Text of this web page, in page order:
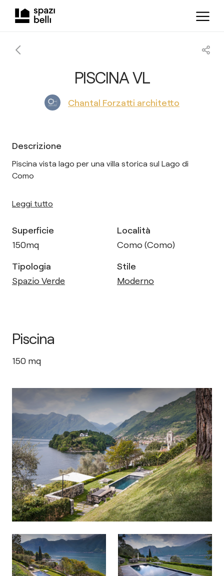
PISCINA VL
Chantal Forzatti architetto
Descrizione
Piscina vista lago per una villa storica sul Lago di
Como
Leggi tutto
Superficie
150mq
Località
Como (Como)
Tipologia
Spazio Verde
Stile
Moderno
Piscina
150 mq